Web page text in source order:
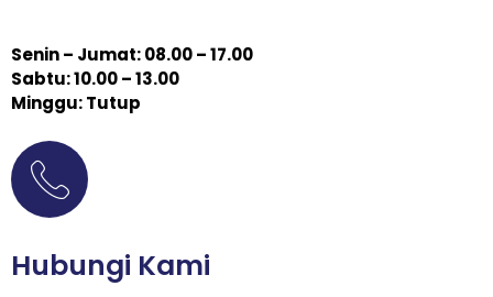
Senin – Jumat: 08.00 – 17.00
Sabtu: 10.00 – 13.00
Minggu: Tutup
Hubungi Kami